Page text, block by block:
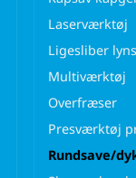
Laserværktøj
Ligesliber
Multiværktøj
Overfræser
Presværktøj
Rundsave/